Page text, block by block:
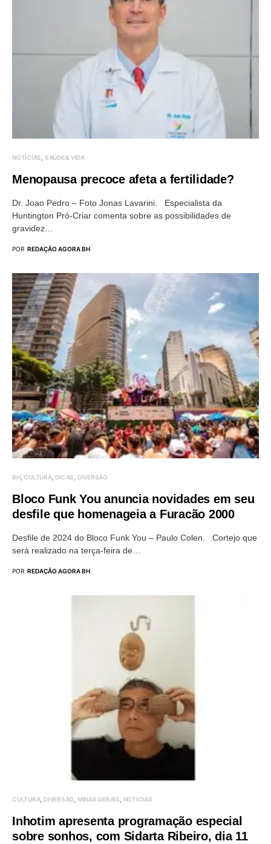
NOTÍCIAS SAÚDE & VIDA
Menopausa precoce afeta a fertilidade?
Dr. Joao Pedro – Foto Jonas Lavarini. Especialista da
Huntington Pró-Criar comenta sobre as possibilidades de
gravidez…
POR REDAÇÃO AGORA BH
BH CULTURA DICAS DIVERSÃO
Bloco Funk You anuncia novidades em seu
desfile que homenageia a Furacão 2000
Desfile de 2024 do Bloco Funk You – Paulo Colen. Cortejo que
será realizado na terça-feira de…
POR REDAÇÃO AGORA BH
CULTURA DIVERSÃO MINAS GERAIS NOTÍCIAS
Inhotim apresenta programação especial
sobre sonhos, com Sidarta Ribeiro, dia 11